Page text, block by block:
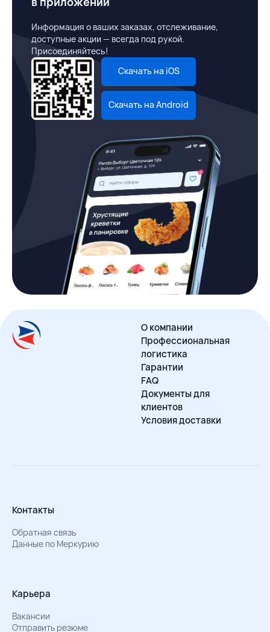
Информация о ваших заказах, отслеживание,
доступные акции — всегда под рукой.
Присоединяйтесь!
Скачать на iOS
Скачать на Android
О компании
Профессиональная
логистика
Гарантии
FAQ
Документы для
клиентов
Условия доставки
Контакты
Обратная связь
Данные по Меркурию
Карьера
Вакансии
Отправить резюме